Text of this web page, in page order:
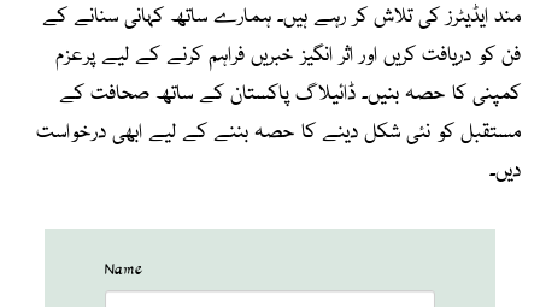
مند ایڈیٹرز کی تلاش کر رہے ہیں۔ ہمارے ساتھ کہانی سنانے کے
فن کو دریافت کریں اور اثر انگیز خبریں فراہم کرنے کے لیے پرعزم
کمپنی کا حصہ بنیں۔ ڈائیلاگ پاکستان کے ساتھ صحافت کے
مستقبل کو نئی شکل دینے کا حصہ بننے کے لیے ابھی درخواست
دیں۔
Name